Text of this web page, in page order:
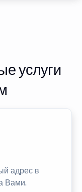
услуги
адрес в
Вами.